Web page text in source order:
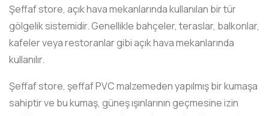
Şeffaf store, açık hava mekanlarında kullanılan bir tür
gölgelik sistemidir. Genellikle bahçeler, teraslar, balkonlar,
kafeler veya restoranlar gibi açık hava mekanlarında
kullanılır.
Şeffaf store, şeffaf PVC malzemeden yapılmış bir kumaşa
sahiptir ve bu kumaş, güneş ışınlarının geçmesine izin